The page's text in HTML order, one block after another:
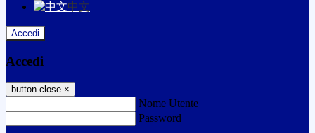
中文
Accedi
Accedi
button close ×
Nome Utente
Password